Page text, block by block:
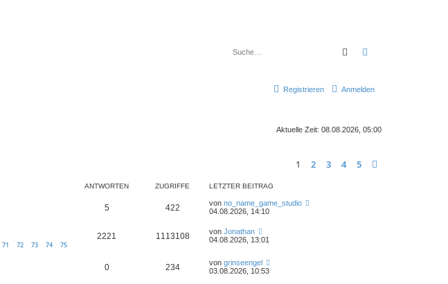
Suche
Anmelden
Registrieren
Aktuelle Zeit: 08.08.2026, 05:00
1 2 3 4 5
ANTWORTEN ZUGRIFFE LETZTER BEITRAG
5 422 von no_name_game_studio
04.08.2026, 14:10
71 72 73 74 75
2221 1113108 von Jonathan
04.08.2026, 13:01
0 234 von grinseengel
03.08.2026, 10:53